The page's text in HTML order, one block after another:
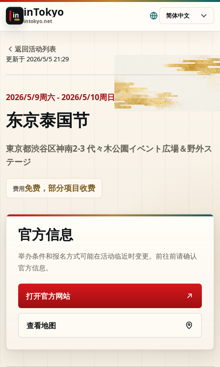
in inTokyo
intokyo.net
简体中文
返回活动列表
更新于 2026/5/5 21:29
2026/5/9周六 - 2026/5/10周日
东京泰国节
東京都渋谷区神南2-3 代々⽊公園イベント広場＆野外ス
テージ
费用免费，部分项目收费
官方信息
举办条件和报名方式可能在活动临近时变更。前往前请确认
官方信息。
打开官方网站
查看地图